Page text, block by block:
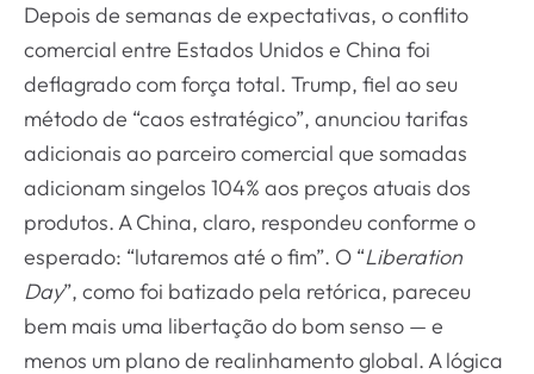
Depois de semanas de expectativas, o conflito
comercial entre Estados Unidos e China foi
deflagrado com força total. Trump, fiel ao seu
método de “caos estratégico”, anunciou tarifas
adicionais ao parceiro comercial que somadas
adicionam singelos 104% aos preços atuais dos
produtos. A China, claro, respondeu conforme o
esperado: “lutaremos até o fim”. O “Liberation
Day”, como foi batizado pela retórica, pareceu
bem mais uma libertação do bom senso — e
menos um plano de realinhamento global. A lógica